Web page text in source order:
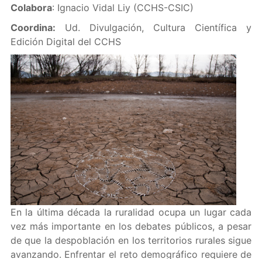
Colabora: Ignacio Vidal Liy (CCHS-CSIC)
Coordina: Ud. Divulgación, Cultura Científica y
Edición Digital del CCHS
En la última década la ruralidad ocupa un lugar cada
vez más importante en los debates públicos, a pesar
de que la despoblación en los territorios rurales sigue
avanzando. Enfrentar el reto demográfico requiere de